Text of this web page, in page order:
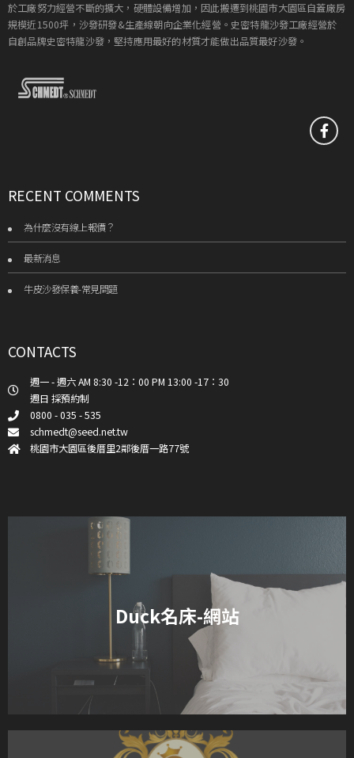
於工廠努力經營不斷的擴大，硬體設備增加，因此搬遷到桃園市大園區自蓋廠房
規模近1500坪，沙發研發&生產線朝向企業化經營。史密特龍沙發工廠經營於
自創品牌史密特龍沙發，堅持應用最好的材質才能做出品質最好沙發。
RECENT COMMENTS
為什麼沒有線上報價？
最新消息
牛皮沙發保養-常見問題
CONTACTS
週一 - 週六 AM 8:30 -12：00 PM 13:00 -17：30
週日 採預約制
0800 - 035 - 535
schmedt@seed.net.tw
桃園市大園區後厝里2鄰後厝一路77號
Duck名床-網站